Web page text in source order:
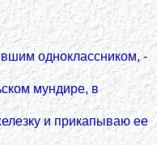
одноклассником, -
мундире, в
и прикапываю ее